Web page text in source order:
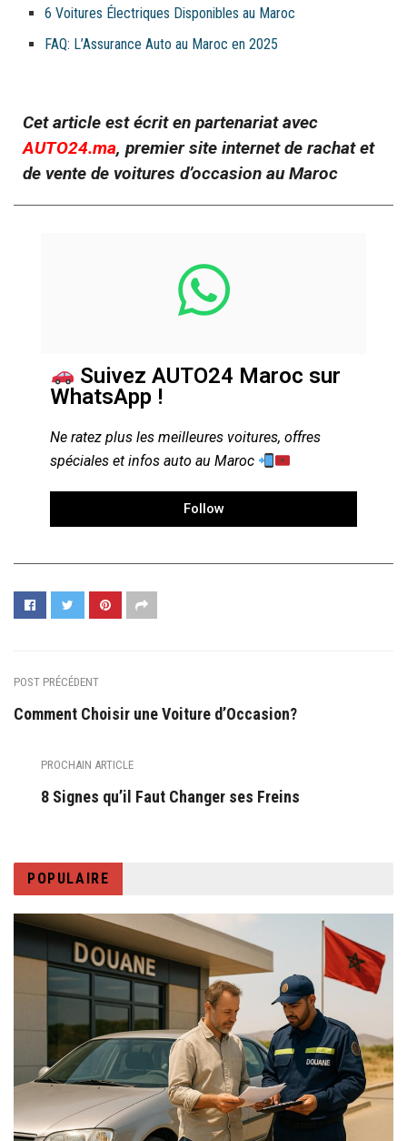
6 Voitures Électriques Disponibles au Maroc
FAQ: L’Assurance Auto au Maroc en 2025
Cet article est écrit en partenariat avec
AUTO24.ma, premier site internet de rachat et
de vente de voitures d’occasion au Maroc
Suivez AUTO24 Maroc sur
WhatsApp !
Ne ratez plus les meilleures voitures, offres
spéciales et infos auto au Maroc
Follow
POST PRÉCÉDENT
Comment Choisir une Voiture d’Occasion?
PROCHAIN ARTICLE
8 Signes qu’il Faut Changer ses Freins
POPULAIRE